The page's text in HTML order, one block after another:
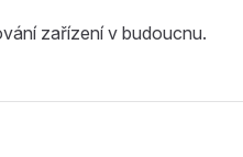
zařízení v budoucnu.